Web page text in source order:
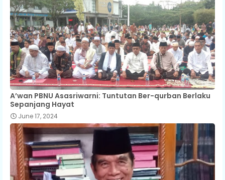
A’wan PBNU Asasriwarni: Tuntutan Ber-qurban Berlaku
Sepanjang Hayat
June 17, 2024